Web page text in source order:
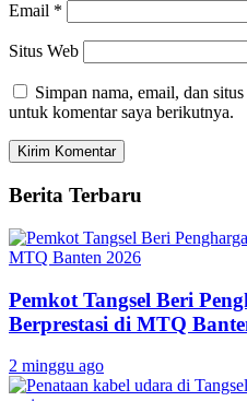
Email *
Situs Web
Simpan nama, email, dan
untuk komentar saya berikutnya.
Berita Terbaru
Pemkot Tangsel Beri
Berprestasi di MTQ
2 minggu ago